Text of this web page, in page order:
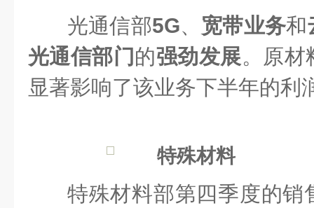
光通信部5G、 宽带业务和
光通信部门 的强劲发展。原材
显著影响了该业务下半年的利
特殊材料
特殊材料部第四季度的销